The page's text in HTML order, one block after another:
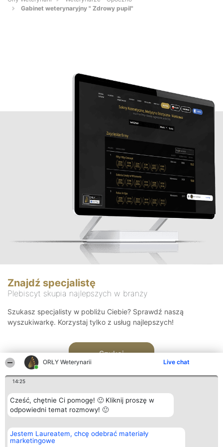
ORŁY Weterynarii Live chat
14:25
Cześć, chętnie Ci pomogę! 🙂 Kliknij proszę w
odpowiedni temat rozmowy! 🙂
Jestem Laureatem, chcę odebrać materiały
marketingowe
Gabinet weterynaryjny " Zdrowy pupil"
Znajdź specjalistę
Plebiscyt skupia najlepszych w branży
Szukasz specjalisty w pobliżu Ciebie? Sprawdź naszą
wyszukiwarkę. Korzystaj tylko z usług najlepszych!
Szukaj
Organizator plebiscytu
Bright Side Solutions sp. z o.
o. sp. k.
Plebiscyt
Laureaci
Kontakt
Kontakt